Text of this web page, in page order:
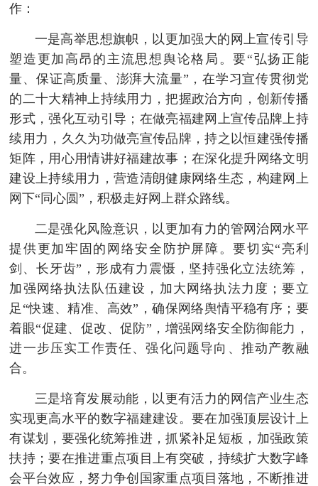
作：
一是高举思想旗帜，以更加强大的网上宣传引导
塑造更加高昂的主流思想舆论格局。要“弘扬正能
量、保证高质量、澎湃大流量”，在学习宣传贯彻党
的二十大精神上持续用力，把握政治方向，创新传播
形式，强化互动引导；在做亮福建网上宣传品牌上持
续用力，久久为功做亮宣传品牌，持之以恒建强传播
矩阵，用心用情讲好福建故事；在深化提升网络文明
建设上持续用力，营造清朗健康网络生态，构建网上
网下“同心圆”，积极走好网上群众路线。
二是强化风险意识，以更加有力的管网治网水平
提供更加牢固的网络安全防护屏障。要切实“亮利
剑、长牙齿”，形成有力震慑，坚持强化立法统筹，
加强网络执法队伍建设，加大网络执法力度；要立
足“快速、精准、高效”，确保网络舆情平稳有序；要
着眼“促建、促改、促防”，增强网络安全防御能力，
进一步压实工作责任、强化问题导向、推动产教融
合。
三是培育发展动能，以更有活力的网信产业生态
实现更高水平的数字福建建设。要在加强顶层设计上
有谋划，要强化统筹推进，抓紧补足短板，加强政策
扶持；要在推进重点项目上有突破，持续扩大数字峰
会平台效应，努力争创国家重点项目落地，不断推进